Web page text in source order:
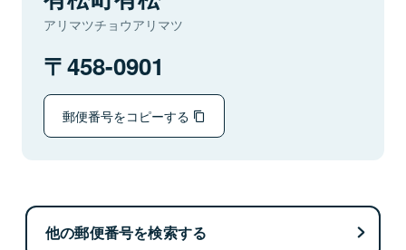
アリマツチョウアリマツ
458-0901
郵便番号をコピーする
他の郵便番号を検索する